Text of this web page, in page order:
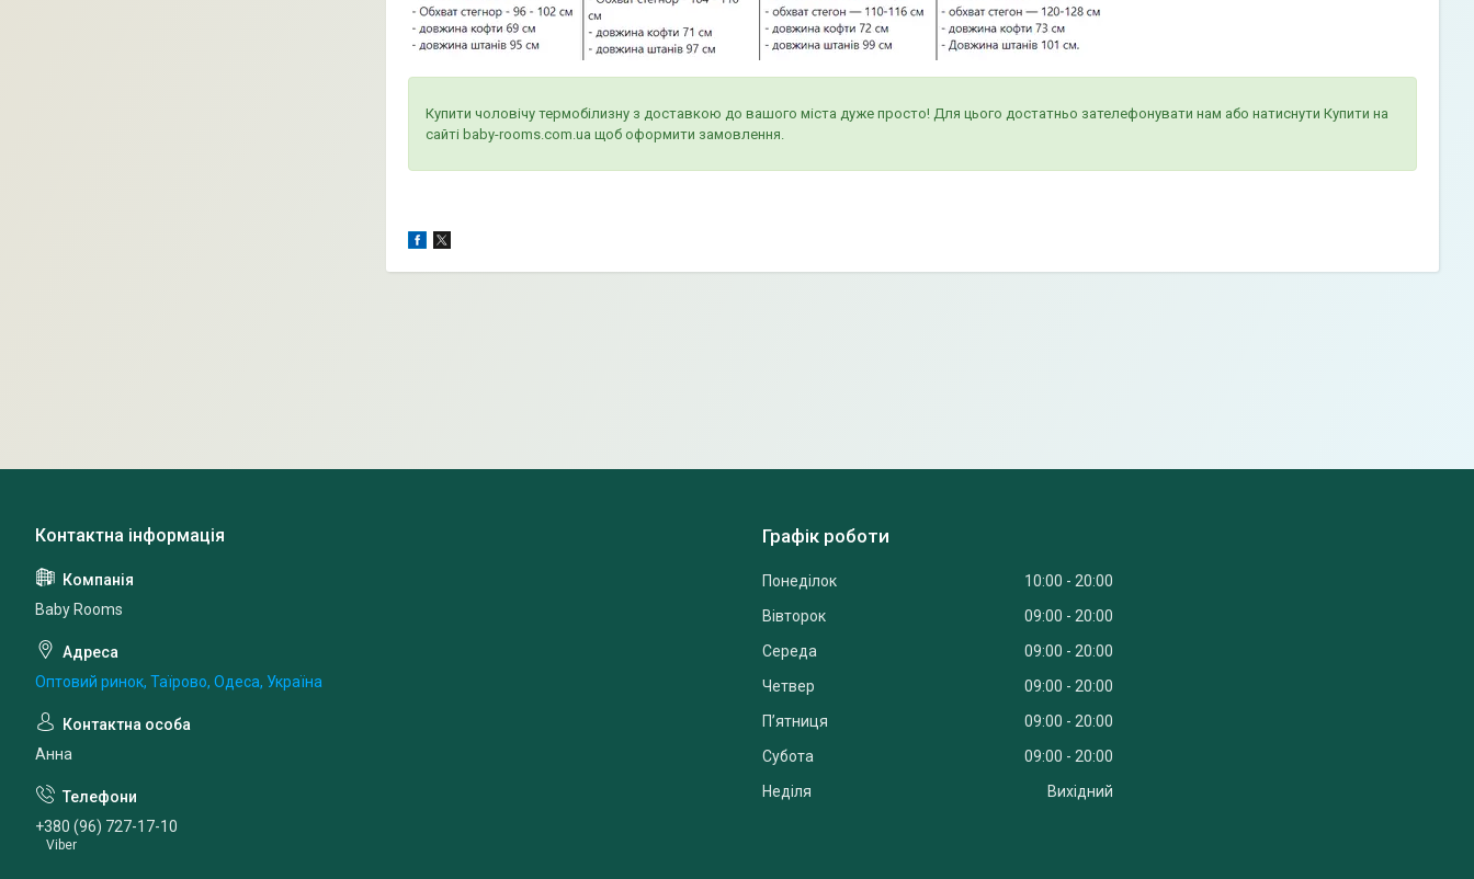
Купити чоловічу термобілизну з доставкою до вашого міста дуже просто! Для цього достатньо зателефонувати нам або натиснути Купити на
сайті baby-rooms.com.ua щоб оформити замовлення.
Baby Rooms
Оптовий ринок, Таїрово, Одеса, Україна
Анна
+380 (96) 727-17-10
Viber
Графік роботи
Понеділок 10:00
20:00
Вівторок
09:00
20:00
Середа
09:00
20:00
Четвер
09:00
20:00
Пʼятниця
09:00
20:00
Субота
09:00
20:00
Неділя
Вихідний